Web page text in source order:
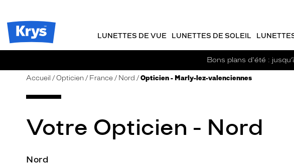
Opticien
Krys
LUNETTES DE VUE LUNETTES DE SOLEIL
Bons plans d'été :
Accueil Opticien France Nord Opticien - Marly-lez-valenciennes
Votre Opticien - Nord
Nord